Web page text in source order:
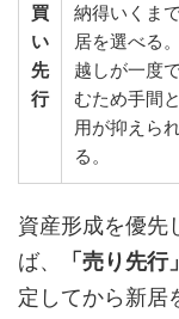
買
い
先
行
納得いくま
居を選べる
越しが一度
むため手間
用が抑えら
る。
資産形成を優先
ば、
「売り先行」
定してから新居